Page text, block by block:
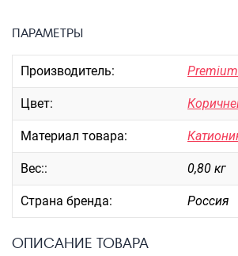
ЧЕХЛЫ ДЛЯ
Мешки для обуви
Пеналы для
Чемоданы оптом
Чемоданы на
ПАРАМЕТРЫ
Производитель: Premium
Цвет:
Материал товара:
Вес:: 0,80 кг
Страна бренда: Россия
ОПИСАНИЕ ТОВАРА